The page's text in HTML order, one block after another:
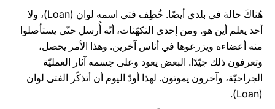
هُناكَ حالة في بلدي أيضًا. خُطِف فتى اسمه لوان (Loan)، ولا
أحد يعلم أين هو. ومن إحدى التكهّنات، أنّه أُرسل حتّى يستأصلوا
منه أعضاءه ويزرعوها في أناس آخرين. وهذا الأمر يحصل،
وتعرفون ذلك جيّدًا. البعض يعود وعلى جسمه آثار العمليّة
الجراحيّة، وآخرون يموتون. لهذا أودّ اليوم أن أتذكّر الفتى لوان
(Loan).